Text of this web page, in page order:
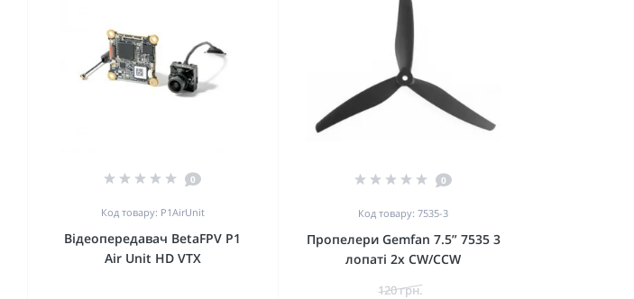
0
Код товару: P1AirUnit
Відеопередавач BetaFPV P1
Air Unit HD VTX
0
Код товару: 7535-3
Пропелери Gemfan 7.5” 7535 3
лопаті 2x CW/CCW
120 грн.